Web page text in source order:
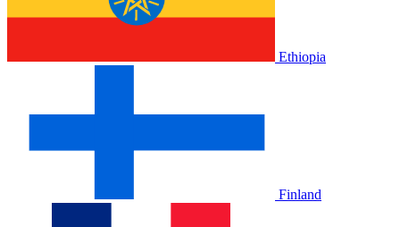
Ethiopia
Finland